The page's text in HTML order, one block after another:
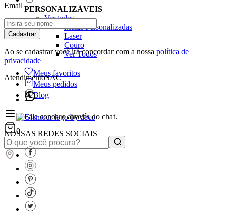
PERSONALIZÁVEIS
Ver todos
Malas Personalizadas
Laser
Couro
Ver Todos
Meus favoritos
Meus pedidos
Blog
0
Email
Cadastrar
Ao se cadastrar você irá concordar com a nossa política de
privacidade
AtendimentoSAC
Fale conosco através do chat.
NOSSAS REDES SOCIAIS